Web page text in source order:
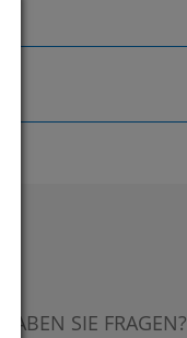
HABEN SIE FRAGEN?